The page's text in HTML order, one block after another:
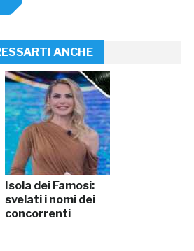
ANCHE
Isola dei Famosi:
svelati i nomi dei
concorrenti